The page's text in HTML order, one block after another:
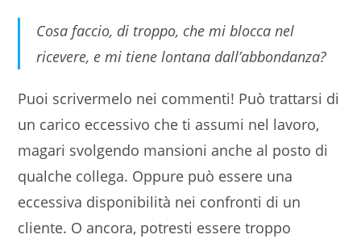
Cosa faccio, di troppo, che mi blocca nel
ricevere, e mi tiene lontana dall’abbondanza?
Puoi scrivermelo nei commenti! Può trattarsi di
un carico eccessivo che ti assumi nel lavoro,
magari svolgendo mansioni anche al posto di
qualche collega. Oppure può essere una
eccessiva disponibilità nei confronti di un
cliente. O ancora, potresti essere troppo